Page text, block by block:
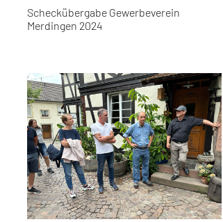
Scheckübergabe Gewerbeverein
Merdingen 2024